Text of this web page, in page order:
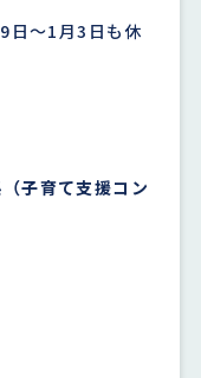
日～1月3日も休
子育て支援コン